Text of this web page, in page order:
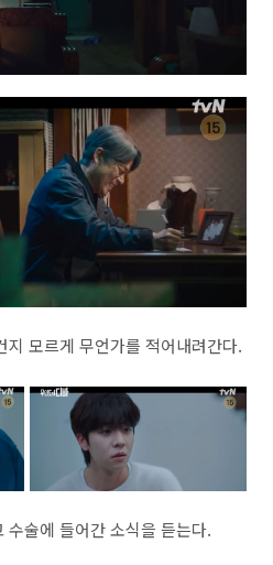
모르게 무언가를 적어내려간다.
술에 들어간 소식을 듣는다.